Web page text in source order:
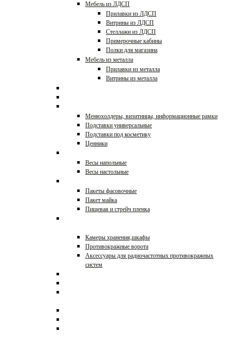
Мебель из ЛДСП
Прилавки из ЛДСП
Витрины из ЛДСП
Стеллажи из ЛДСП
Примерочные кабины
Полки для магазина
Мебель из металла
Прилавки из металла
Витрины из металла
Менюхолдеры, визитницы, информационные рамки
Подставки универсальные
Подставки под косметику
Ценники
Весы напольные
Весы настольные
Пакеты фасовочные
Пакет майка
Пищевая и стрейч пленка
Камеры хранения,шкафы
Противокражные ворота
Аксессуары для радиочастотных противокражных
систем